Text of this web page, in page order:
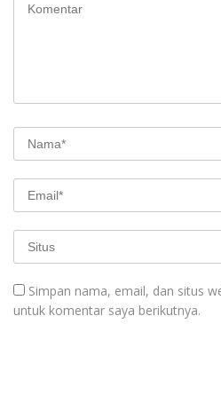
Simpan nama, email, dan situs
untuk komentar saya berikutnya.